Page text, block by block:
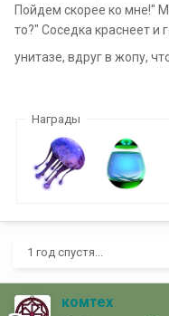
Пойдем скорее ко мне!"
то?" Соседка краснеет
унитазе, вдруг в жопу,
Награды
1 год спустя...
комтех